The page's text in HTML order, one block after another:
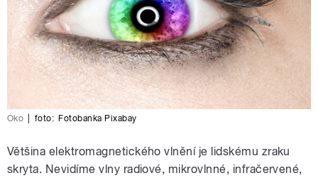
Oko foto: Fotobanka Pixabay
Většina elektromagnetického vlnění je lidskému zraku
skryta. Nevidíme vlny radiové, mikrovlnné, infračervené,